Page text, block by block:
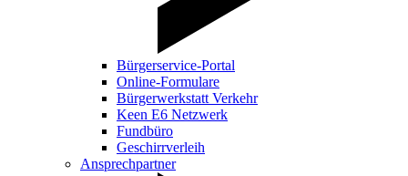
Bürgerservice-Portal
Online-Formulare
Bürgerwerkstatt Verkehr
Keen E6 Netzwerk
Fundbüro
Geschirrverleih
Ansprechpartner